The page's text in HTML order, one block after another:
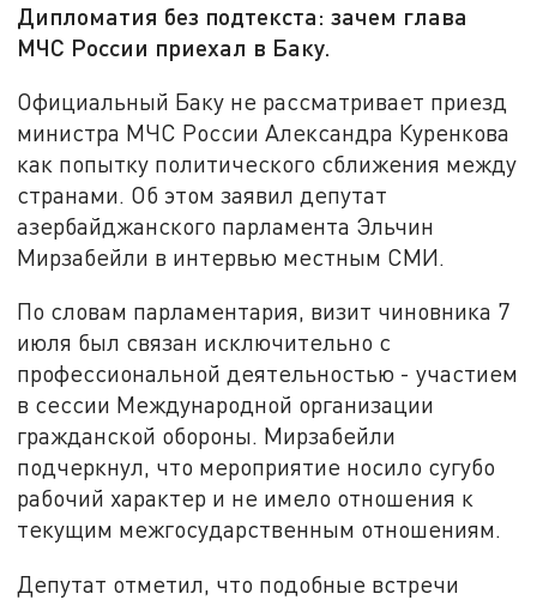
Дипломатия без подтекста: зачем глава
МЧС России приехал в Баку.
Официальный Баку не рассматривает приезд
министра МЧС России Александра Куренкова
как попытку политического сближения между
странами. Об этом заявил депутат
азербайджанского парламента Эльчин
Мирзабейли в интервью местным СМИ.
По словам парламентария, визит чиновника 7
июля был связан исключительно с
профессиональной деятельностью - участием
в сессии Международной организации
гражданской обороны. Мирзабейли
подчеркнул, что мероприятие носило сугубо
рабочий характер и не имело отношения к
текущим межгосударственным отношениям.
Депутат отметил, что подобные встречи